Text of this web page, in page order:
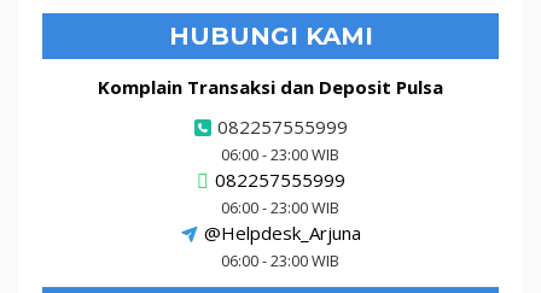
HUBUNGI KAMI
Komplain Transaksi dan Deposit Pulsa
082257555999
06:00 - 23:00 WIB
082257555999
06:00 - 23:00 WIB
@Helpdesk_Arjuna
06:00 - 23:00 WIB